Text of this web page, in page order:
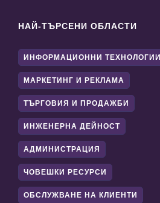
НАЙ-ТЪРСЕНИ ОБЛАСТИ
ИНФОРМАЦИОННИ ТЕХНОЛОГИИ
МАРКЕТИНГ И РЕКЛАМА
ТЪРГОВИЯ И ПРОДАЖБИ
ИНЖЕНЕРНА ДЕЙНОСТ
АДМИНИСТРАЦИЯ
ЧОВЕШКИ РЕСУРСИ
ОБСЛУЖВАНЕ НА КЛИЕНТИ